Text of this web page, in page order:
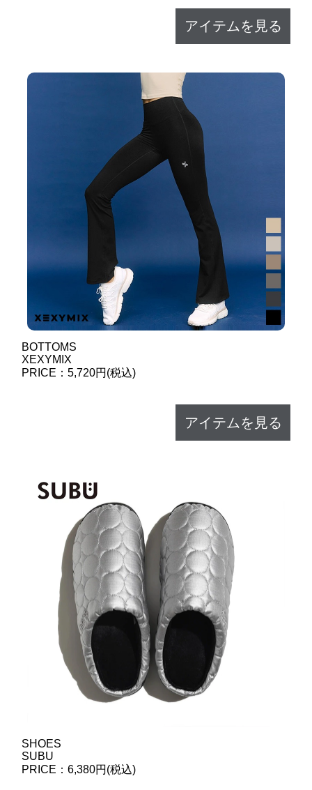
アイテムを見る
BOTTOMS
XEXYMIX
PRICE：5,720円(税込)
アイテムを見る
SHOES
SUBU
PRICE：6,380円(税込)